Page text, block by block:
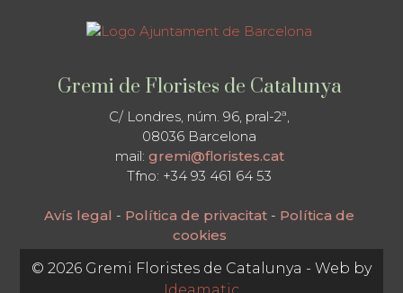
Gremi de Floristes de Catalunya
C/ Londres, núm. 96, pral-2ª,
08036 Barcelona
mail: gremi@floristes.cat
Tfno: +34 93 461 64 53
Avís legal - Política de privacitat - Política de
cookies
© 2026 Gremi Floristes de Catalunya - Web by